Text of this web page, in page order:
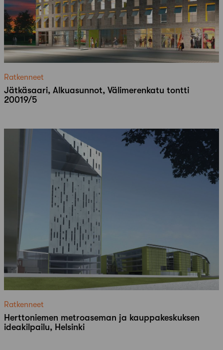
Ratkenneet
Jätkäsaari, Alkuasunnot, Välimerenkatu tontti
20019/5
Ratkenneet
Herttoniemen metroaseman ja kauppakeskuksen
ideakilpailu, Helsinki